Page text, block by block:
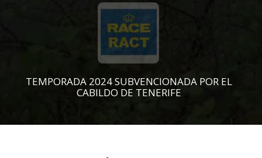
TEMPORADA 2024 SUBVENCIONADA POR EL
CABILDO DE TENERIFE